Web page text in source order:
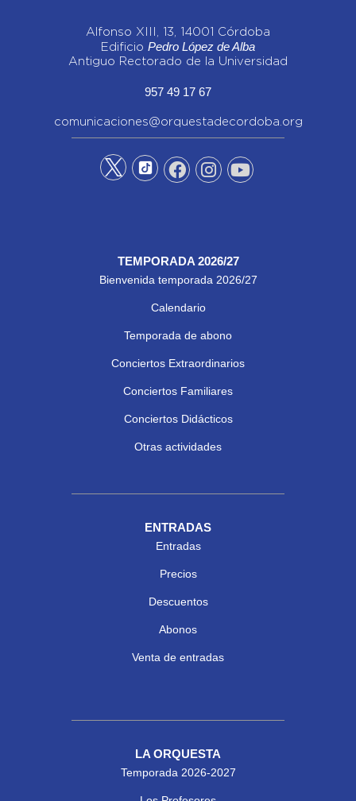
Alfonso XIII, 13, 14001 Córdoba
Edificio Pedro López de Alba
Antiguo Rectorado de la Universidad
957 49 17 67
comunicaciones@orquestadecordoba.org
TEMPORADA 2026/27
Bienvenida temporada 2026/27
Calendario
Temporada de abono
Conciertos Extraordinarios
Conciertos Familiares
Conciertos Didácticos
Otras actividades
ENTRADAS
Entradas
Precios
Descuentos
Abonos
Venta de entradas
LA ORQUESTA
Temporada 2026-2027